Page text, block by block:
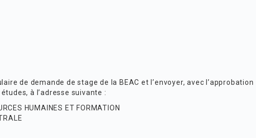
de demande de stage de la BEAC et l’envoyer, avec l’approbation
à l’adresse suivante :
HUMAINES ET FORMATION